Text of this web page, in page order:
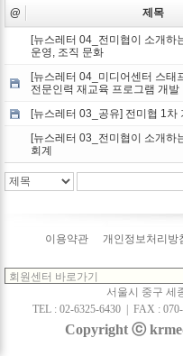
@ 제목
[뉴스레터 04_전미협이 소개하
운영, 조직 문화
[뉴스레터 04_미디어센터 스태
전문인력 재교육 프로그램 개발
[뉴스레터 03_공유] 전미협 1차
[뉴스레터 03_전미협이 소개하
회계
이용약관 개인정보처리방
서울시 중구 세
TEL : 02-6325-6430 |
FAX :
Copyright ⓒ